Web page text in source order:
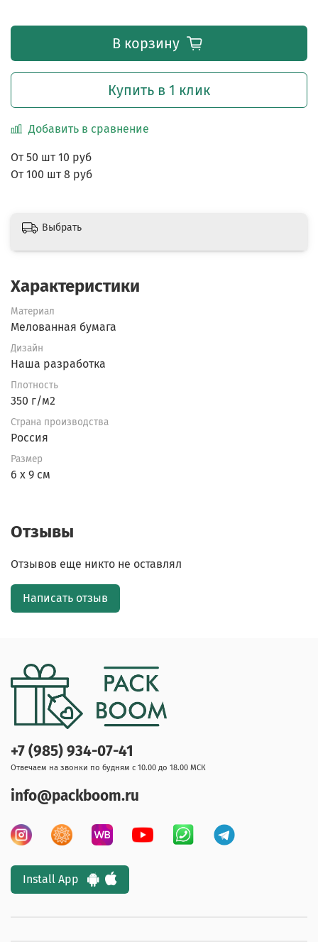
От 50 шт 10 руб
От 100 шт 8 руб
В корзину
Купить в 1 клик
Добавить в сравнение
Выбрать
Характеристики
Материал
Мелованная бумага
Дизайн
Наша разработка
Плотность
350 г/м2
Страна производства
Россия
Размер
6 х 9 см
Отзывы
Отзывов еще никто не оставлял
Написать отзыв
Install App
+7 (985) 934-07-41
Отвечаем на звонки по будням с 10.00 до 18.00 МСК
info@packboom.ru